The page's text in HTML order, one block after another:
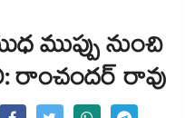
ముప్పు నుంచి
రాంచందర్ రావు